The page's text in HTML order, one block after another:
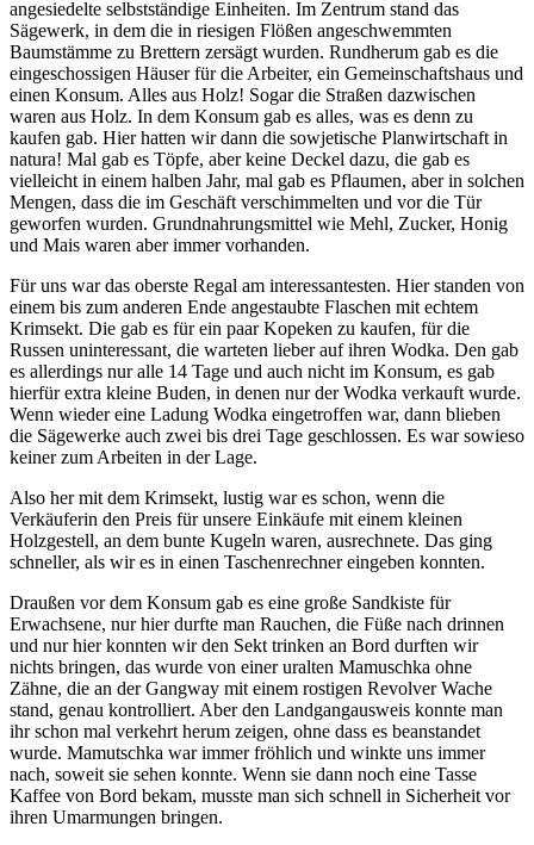
angesiedelte selbstständige Einheiten. Im Zentrum stand das
Sägewerk, in dem die in riesigen Flößen angeschwemmten
Baumstämme zu Brettern zersägt wurden. Rundherum gab es die
eingeschossigen Häuser für die Arbeiter, ein Gemeinschaftshaus und
einen Konsum. Alles aus Holz! Sogar die Straßen dazwischen
waren aus Holz. In dem Konsum gab es alles, was es denn zu
kaufen gab. Hier hatten wir dann die sowjetische Planwirtschaft in
natura! Mal gab es Töpfe, aber keine Deckel dazu, die gab es
vielleicht in einem halben Jahr, mal gab es Pflaumen, aber in solchen
Mengen, dass die im Geschäft verschimmelten und vor die Tür
geworfen wurden. Grundnahrungsmittel wie Mehl, Zucker, Honig
und Mais waren aber immer vorhanden.
Für uns war das oberste Regal am interessantesten. Hier standen von
einem bis zum anderen Ende angestaubte Flaschen mit echtem
Krimsekt. Die gab es für ein paar Kopeken zu kaufen, für die
Russen uninteressant, die warteten lieber auf ihren Wodka. Den gab
es allerdings nur alle 14 Tage und auch nicht im Konsum, es gab
hierfür extra kleine Buden, in denen nur der Wodka verkauft wurde.
Wenn wieder eine Ladung Wodka eingetroffen war, dann blieben
die Sägewerke auch zwei bis drei Tage geschlossen. Es war sowieso
keiner zum Arbeiten in der Lage.
Also her mit dem Krimsekt, lustig war es schon, wenn die
Verkäuferin den Preis für unsere Einkäufe mit einem kleinen
Holzgestell, an dem bunte Kugeln waren, ausrechnete. Das ging
schneller, als wir es in einen Taschenrechner eingeben konnten.
Draußen vor dem Konsum gab es eine große Sandkiste für
Erwachsene, nur hier durfte man Rauchen, die Füße nach drinnen
und nur hier konnten wir den Sekt trinken an Bord durften wir
nichts bringen, das wurde von einer uralten Mamuschka ohne
Zähne, die an der Gangway mit einem rostigen Revolver Wache
stand, genau kontrolliert. Aber den Landgangausweis konnte man
ihr schon mal verkehrt herum zeigen, ohne dass es beanstandet
wurde. Mamutschka war immer fröhlich und winkte uns immer
nach, soweit sie sehen konnte. Wenn sie dann noch eine Tasse
Kaffee von Bord bekam, musste man sich schnell in Sicherheit vor
ihren Umarmungen bringen.